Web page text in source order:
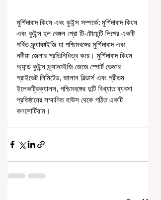
মুর্শিদাবাদ কিংস এবং কুইন্স সম্পর্কে: মুর্শিদাবাদ কিংস
এবং কুইন্স হল বেঙ্গল প্রো টি-টোয়েন্টি লিগের একটি
গর্বিত ফ্র্যাঞ্চাইজি যা পশ্চিমবঙ্গের মুর্শিদাবাদ এবং
নদীয়া জেলার প্রতিনিধিত্ব করে। মুর্শিদাবাদ কিংস
অ্যান্ড কুইন্স ফ্র্যাঞ্চাইজি জেজে স্পোর্ট ভেঞ্চার
প্রাইভেট লিমিটেড, জালান বিল্ডার্স এবং প্রীতম
ইলেকট্রিক্যালস, পশ্চিমবঙ্গের দুটি বিখ্যাত ব্যবসা
প্রতিষ্ঠানের সম্মানিত হাউস থেকে গঠিত একটি
কনসোর্টিয়াম।